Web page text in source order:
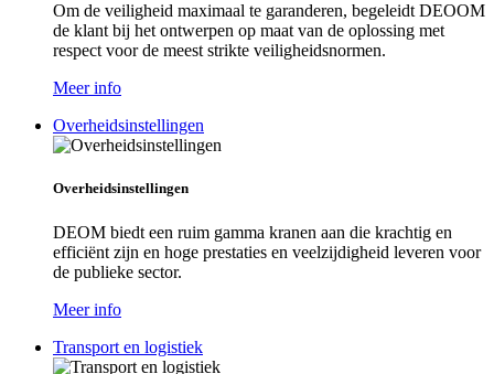
Om de veiligheid maximaal te garanderen, begeleidt DEOOM
de klant bij het ontwerpen op maat van de oplossing met
respect voor de meest strikte veiligheidsnormen.
Meer info
Overheidsinstellingen
Overheidsinstellingen
DEOM biedt een ruim gamma kranen aan die krachtig en
efficiënt zijn en hoge prestaties en veelzijdigheid leveren voor
de publieke sector.
Meer info
Transport en logistiek